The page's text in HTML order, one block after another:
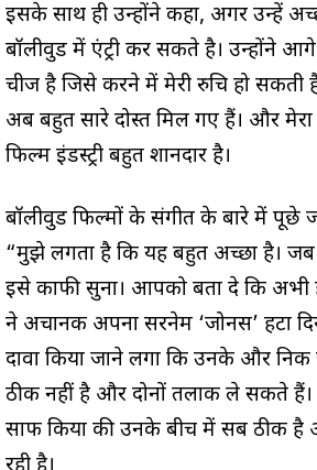
इसके साथ ही उन्होंने कहा, अगर उन्हें
बॉलीवुड में एंट्री कर सकते है। उन्होंने
चीज है जिसे करने में मेरी रुचि हो सकती
अब बहुत सारे दोस्त मिल गए हैं। और मेरा
फिल्म इंडस्ट्री बहुत शानदार है।
बॉलीवुड फिल्मों के संगीत के बारे में पूछे
“मुझे लगता है कि यह बहुत अच्छा है।
इसे काफी सुना। आपको बता दे कि अभी
ने अचानक अपना सरनेम ‘जोनस’ हटा
दावा किया जाने लगा कि उनके और
ठीक नहीं है और दोनों तलाक ले सकते हैं।
साफ किया की उनके बीच में सब ठीक है